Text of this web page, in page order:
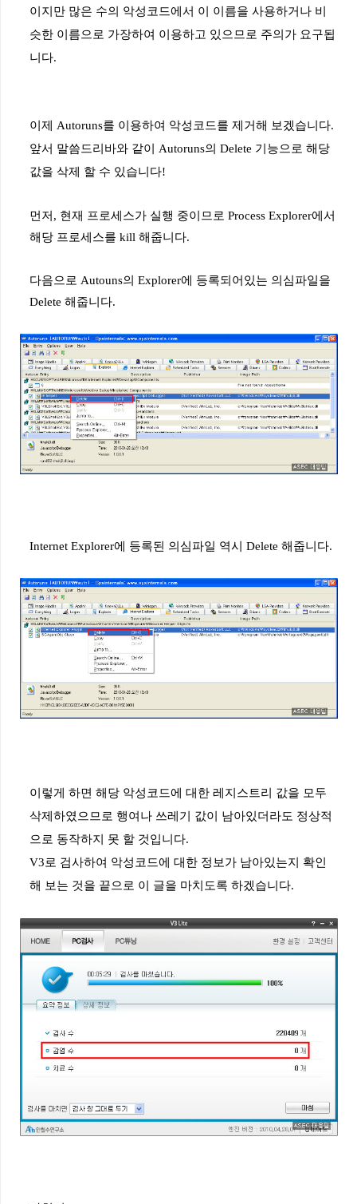
이지만 많은 수의 악성코드에서 이 이름을 사용하거나 비
슷한 이름으로 가장하여 이용하고 있으므로 주의가 요구됩
니다.
이제 Autoruns를 이용하여 악성코드를 제거해 보겠습니다.
앞서 말씀드리바와 같이 Autoruns의 Delete 기능으로 해당
값을 삭제 할 수 있습니다!
먼저, 현재 프로세스가 실행 중이므로 Process Explorer에서
해당 프로세스를 kill 해줍니다.
다음으로 Autouns의 Explorer에 등록되어있는 의심파일을
Delete 해줍니다.
Internet Explorer에 등록된 의심파일 역시 Delete 해줍니다.
이렇게 하면 해당 악성코드에 대한 레지스트리 값을 모두
삭제하였으므로 행여나 쓰레기 값이 남아있더라도 정상적
으로 동작하지 못 할 것입니다.
V3로 검사하여 악성코드에 대한 정보가 남아있는지
확인
해 보는 것을 끝으로 이 글을 마치도록 하겠습니다.